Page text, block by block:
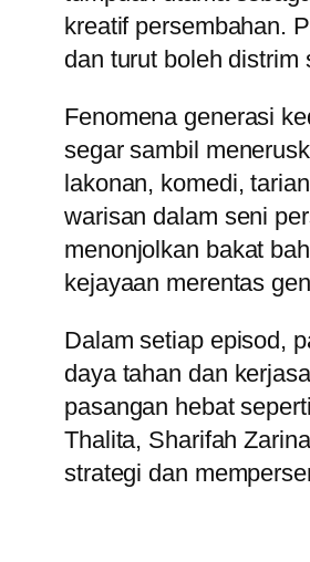
kreatif persembahan.
dan turut boleh distrim
Fenomena generasi
segar sambil
lakonan, komedi,
warisan dalam seni
menonjolkan bakat
kejayaan merentas
Dalam setiap episod,
daya tahan dan
pasangan hebat
Thalita, Sharifah
strategi dan